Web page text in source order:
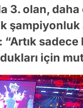
3. olan,
için